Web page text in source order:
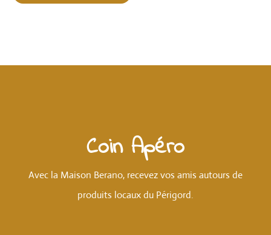
Coin Apéro
Avec la Maison Berano, recevez vos amis autours de
produits locaux du Périgord.